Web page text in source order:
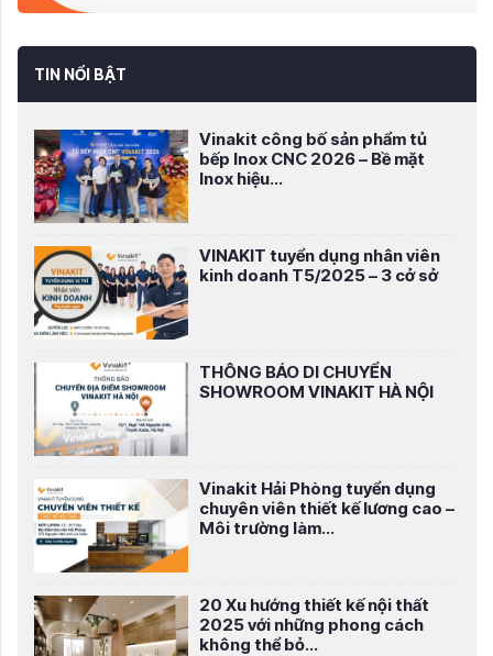
TIN NỔI BẬT
Vinakit công bố sản phẩm tủ
bếp Inox CNC 2026 – Bề mặt
Inox hiệu...
VINAKIT tuyển dụng nhân viên
kinh doanh T5/2025 – 3 cở sở
THÔNG BÁO DI CHUYỂN
SHOWROOM VINAKIT HÀ NỘI
Vinakit Hải Phòng tuyển dụng
chuyên viên thiết kế lương cao –
Môi trường làm...
20 Xu hướng thiết kế nội thất
2025 với những phong cách
không thể bỏ...